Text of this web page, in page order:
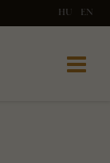
HU EN